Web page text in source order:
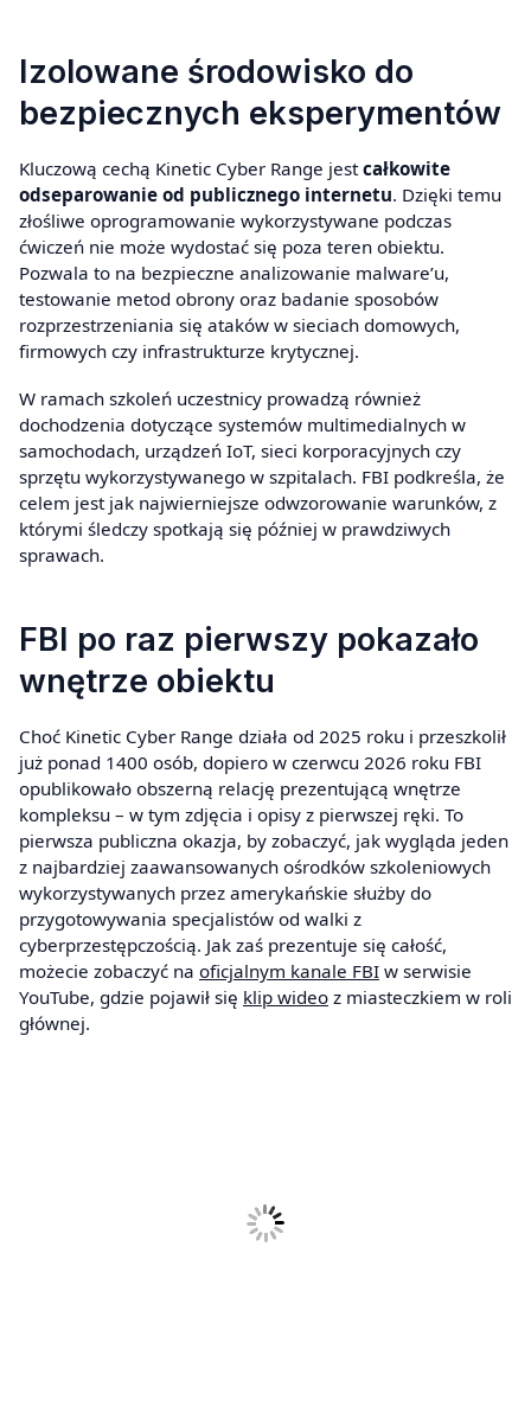
Izolowane środowisko do
bezpiecznych eksperymentów
Kluczową cechą Kinetic Cyber Range jestcałkowite
odseparowanie od publicznego internetu. Dzięki temu
złośliwe oprogramowanie wykorzystywane podczas
ćwiczeń nie może wydostać się poza teren obiektu.
Pozwala to na bezpieczne analizowanie malware’u,
testowanie metod obrony oraz badanie sposobów
rozprzestrzeniania się ataków w sieciach domowych,
firmowych czy infrastrukturze krytycznej.
W ramach szkoleń uczestnicy prowadzą również
dochodzenia dotyczące systemów multimedialnych w
samochodach, urządzeń IoT, sieci korporacyjnych czy
sprzętu wykorzystywanego w szpitalach. FBI podkreśla, że
celem jest jak najwierniejsze odwzorowanie warunków, z
którymi śledczy spotkają się później w prawdziwych
sprawach.
FBI po raz pierwszy pokazało
wnętrze obiektu
Choć Kinetic Cyber Range działa od 2025 roku i przeszkolił
już ponad 1400 osób, dopiero w czerwcu 2026 roku FBI
opublikowało obszerną relację prezentującą wnętrze
kompleksu – w tym zdjęcia i opisy z pierwszej ręki. To
pierwsza publiczna okazja, by zobaczyć, jak wygląda jeden
z najbardziej zaawansowanych ośrodków szkoleniowych
wykorzystywanych przez amerykańskie służby do
przygotowywania specjalistów od walki z
cyberprzestępczością. Jak zaś prezentuje się całość,
możecie zobaczyć na oficjalnym kanale FBI w serwisie
YouTube, gdzie pojawił się klip wideo z miasteczkiem w roli
głównej.